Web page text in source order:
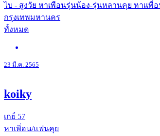
ไบ - สูงวัย หาเพือนรุ่นน้อง-รุ่นหลานคุย หาเเพื่
กรุงเทพมหานคร
ทั้งหมด
23 มี.ค. 2565
koiky
เกย์ 57
หาเพิ่อน/แฟนคุย